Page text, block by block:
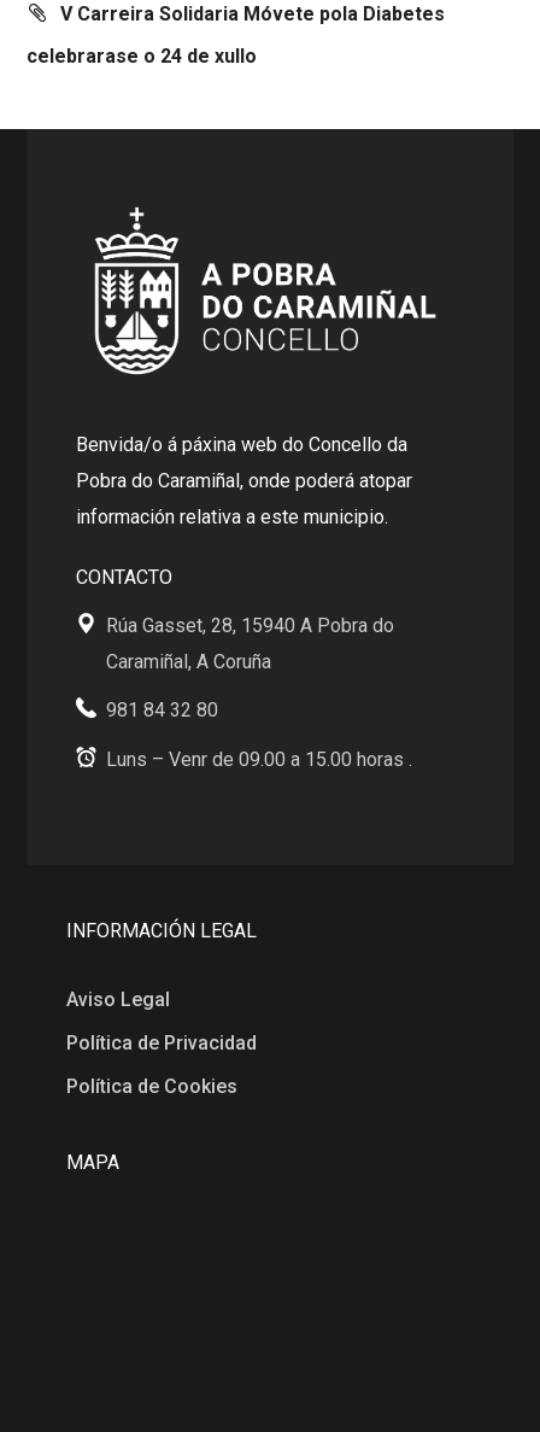
V Carreira Solidaria Móvete pola Diabetes
celebrarase o 24 de xullo
Benvida/o á páxina web do Concello da
Pobra do Caramiñal, onde poderá atopar
información relativa a este municipio.
CONTACTO
Rúa Gasset, 28, 15940 A Pobra do
Caramiñal, A Coruña
981 84 32 80
Luns – Venr de 09.00 a 15.00 horas .
INFORMACIÓN LEGAL
Aviso Legal
Política de Privacidad
Política de Cookies
MAPA